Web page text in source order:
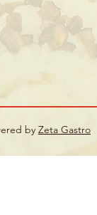
by Zeta Gastro